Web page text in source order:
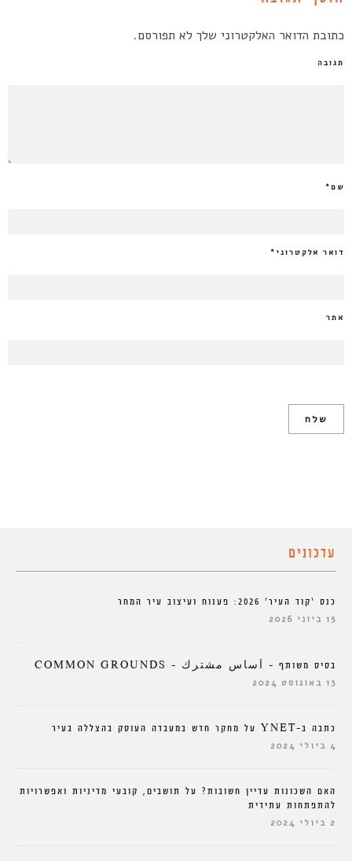
כתובת הדואר האלקטרוני שלך לא תפורסם.
תגובה
שם*
דואר אלקטרוני *
אתר
עדכונים
כנס ‘קוד העיר’ 2026: פענוח ועיצוב עיר המחר
15 ביוני 2026
בסיס משותף – أساس مشترك – COMMON GROUNDS
13 באוגוסט 2024
כתבה ב-YNET על מחקר חדש במעבדה העוסק בהצללה בעיר
4 ביולי 2024
האם השכונות עדיין חשובות? על תושבים, קובעי מדיניות ואפשרויות
להתפתחות עתידית
2 ביולי 2024